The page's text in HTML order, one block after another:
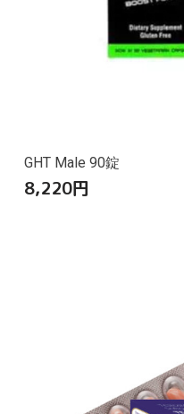
GHT Male 90錠
8,220円